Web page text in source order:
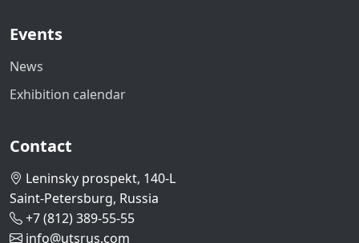
Events
News
Exhibition calendar
Contact
Leninsky prospekt, 140-L
Saint-Petersburg, Russia
+7 (812) 389-55-55
info@utsrus.com